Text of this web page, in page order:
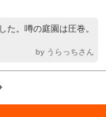
た。噂の庭園は圧巻。
by うらっちさん